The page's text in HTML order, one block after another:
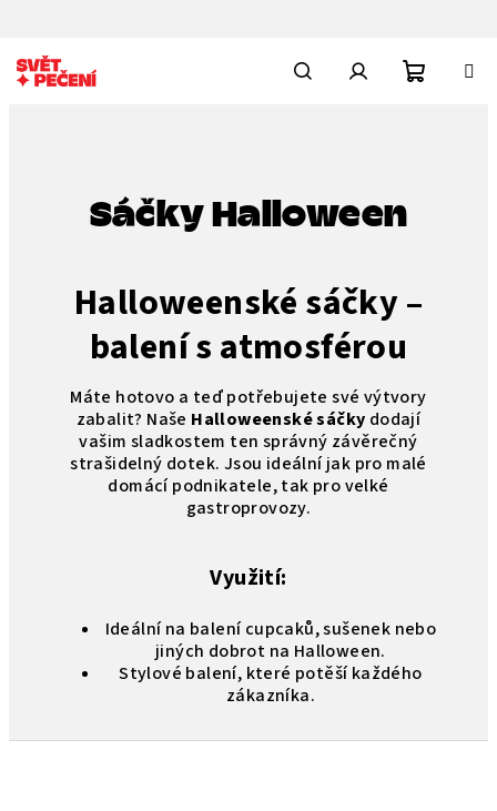
na
obsah
Sáčky Halloween
Halloweenské sáčky –
balení s atmosférou
Máte hotovo a teď potřebujete své výtvory
zabalit? Naše Halloweenské sáčky dodají
vašim sladkostem ten správný závěrečný
strašidelný dotek. Jsou ideální jak pro malé
domácí podnikatele, tak pro velké
gastroprovozy.
Využití:
Ideální na balení cupcaků, sušenek nebo
jiných dobrot na Halloween.
Stylové balení, které potěší každého
zákazníka.